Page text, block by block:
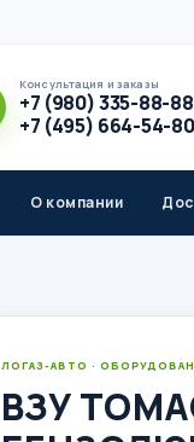
Консультация и заказы
+7 (980) 335-88-88
+7 (495) 664-54-80
О компании
ЛОГАЗ-АВТО ·
ВЗУ